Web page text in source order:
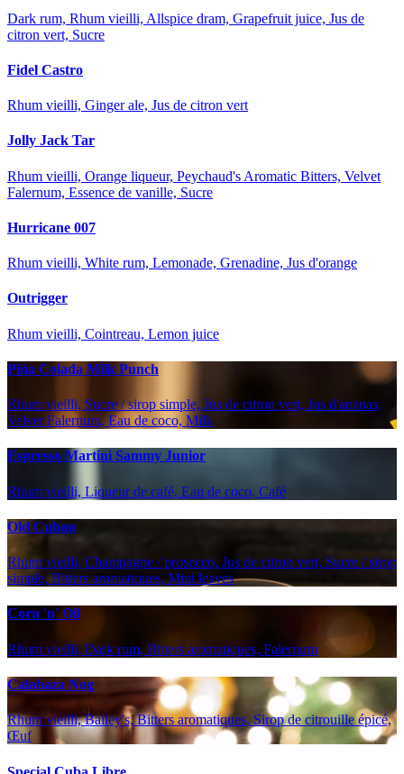
Dark rum, Rhum vieilli, Allspice dram, Grapefruit juice, Jus de
citron vert, Sucre
Fidel Castro
Rhum vieilli, Ginger ale, Jus de citron vert
Jolly Jack Tar
Rhum vieilli, Orange liqueur, Peychaud's Aromatic Bitters, Velvet
Falernum, Essence de vanille, Sucre
Hurricane 007
Rhum vieilli, White rum, Lemonade, Grenadine, Jus d'orange
Outrigger
Rhum vieilli, Cointreau, Lemon juice
Piña Colada Milk Punch
Rhum vieilli, Sucre / sirop simple, Jus de citron vert, Jus d'ananas,
Velvet Falernum, Eau de coco, Milk
Espresso Martini Sammy Junior
Rhum vieilli, Liqueur de café, Eau de coco, Café
Old Cuban
Rhum vieilli, Champagne / prosecco, Jus de citron vert, Sucre / sirop
simple, Bitters aromatiques, Mint leaves
Corn 'n' Oil
Rhum vieilli, Dark rum, Bitters aromatiques, Falernum
Calabaza Nog
Rhum vieilli, Bailey's, Bitters aromatiques, Sirop de citrouille épicé,
Œuf